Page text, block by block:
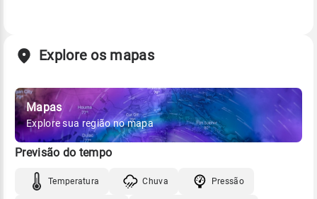
Explore os mapas
Mapas
Explore sua região no mapa
Previsão do tempo
Temperatura Chuva Pressão